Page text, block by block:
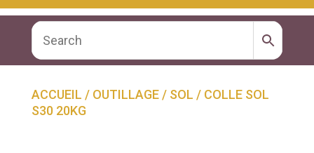
ACCUEIL / OUTILLAGE/ SOL / COLLE SOL
S30 20KG